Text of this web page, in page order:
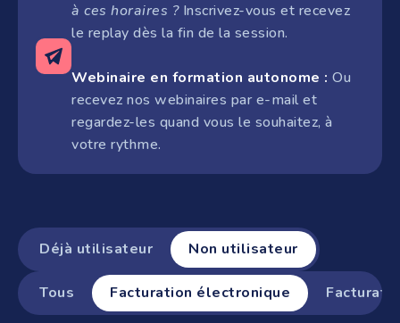
à ces horaires ?Inscrivez-vous et recevez
le replay dès la fin de la session.
Webinaire en formation autonome : Ou
recevez nos webinaires par e-mail et
regardez-les quand vous le souhaitez, à
votre rythme.
Déjà utilisateur Non utilisateur
Tous Facturation électronique